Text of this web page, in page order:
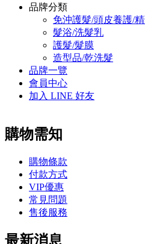
品牌分類
免沖護髮/頭皮養護/
髮浴/洗髮乳
護髮/髮膜
造型品/乾洗髮
品牌一覽
會員中心
加入 LINE 好友
購物需知
購物條款
付款方式
VIP優惠
常見問題
售後服務
最新消息